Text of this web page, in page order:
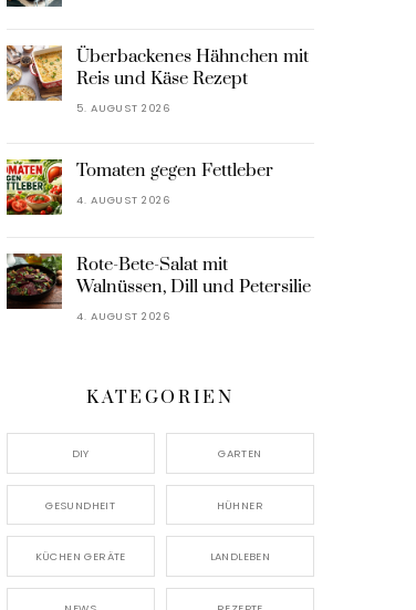
Überbackenes Hähnchen mit
Reis und Käse Rezept
5. AUGUST 2026
Tomaten gegen Fettleber
4. AUGUST 2026
Rote-Bete-Salat mit
Walnüssen, Dill und Petersilie
4. AUGUST 2026
KATEGORIEN
DIY GARTEN
GESUNDHEIT HÜHNER
KÜCHEN GERÄTE LANDLEBEN